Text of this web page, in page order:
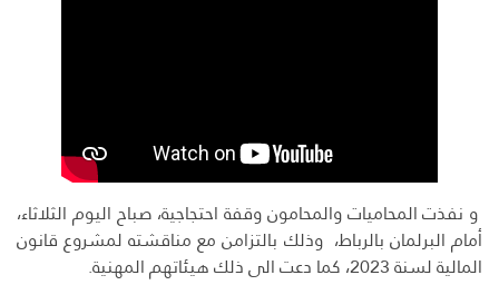
و نفذت المحاميات والمحامون وقفة احتجاجية، صباح اليوم الثلاثاء،
أمام البرلمان بالرباط، وذلك بالتزامن مع مناقشته لمشروع قانون
المالية لسنة 2023، كما دعت الى ذلك هيئاتهم المهنية.